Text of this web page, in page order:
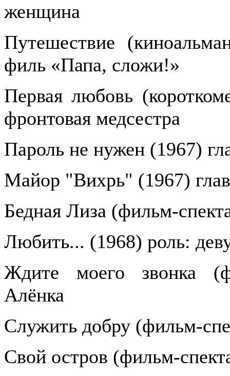
женщина
Путешествие
филь «Папа, сложи!»
Первая любовь
фронтовая медсестра
Пароль не нужен (1967)
Майор "Вихрь" (1967)
Бедная Лиза (фильм-
Любить... (1968) роль:
Ждите моего звонка
Алёнка
Служить добру (фильм-
Свой остров (фильм-